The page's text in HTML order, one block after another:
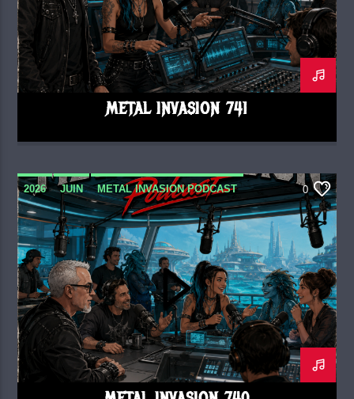
METAL INVASION 741
2026 JUIN METAL INVASION PODCAST 0